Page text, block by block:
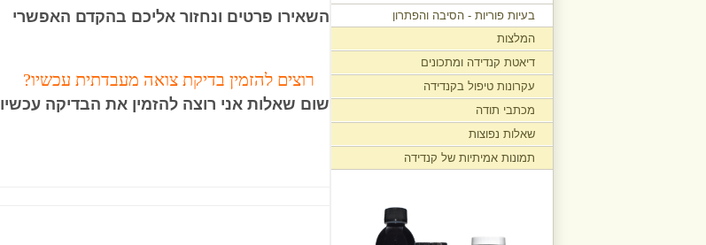
בעיות פוריות - הסיבה והפתרון
המלצות
דיאטת קנדידה ומתכונים
עקרונות טיפול בקנדידה
מכתבי תודה
שאלות נפוצות
תמונות אמיתיות של קנדידה
השאירו פרטים ונחזור אליכם בהקדם האפשרי
רוצים להזמין בדיקת צואה מעבדתית עכשיו?
שום שאלות אני רוצה להזמין את הבדיקה עכשיו